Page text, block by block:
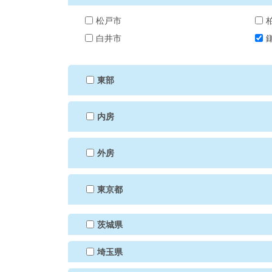
松戸市
白井市
東部
内房
外房
東京都
茨城県
埼玉県